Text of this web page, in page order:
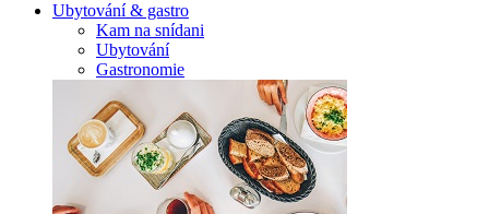
Ubytování & gastro
Kam na snídani
Ubytování
Gastronomie